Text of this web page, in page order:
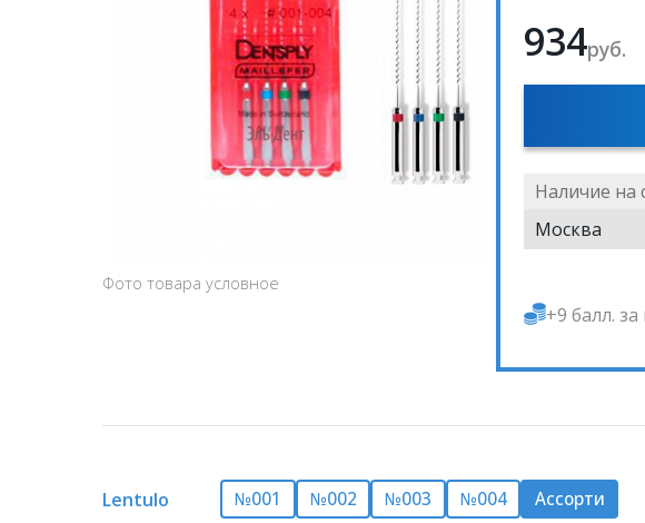
Фото товара условное
934руб.
Наличие на
Москва
+9 балл.
Lentulo №001 №002 №003 №004 Ассорти